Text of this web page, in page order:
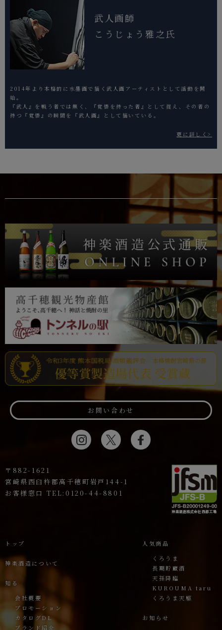
武人画師
こうじょう雅之氏
2014年より本格的に水墨画で描く武人画アーティストとして活動を開
始。
『武人』を戦う者では無く、『覚悟を持った者』として捉え、その者の
持つ『覚悟』の瞬間を『武人画』として描いている。
更に詳しく>
トップ
神楽酒造について
知る
会社概要
プロモーション
カタログDL
ブランド紹介
人気商品
くろうま
長期貯蔵酒
天孫降臨
KUROUMA taru
くろうま天駆
お知らせ
お問い合わせ
〒882-1621
宮崎県西臼杵郡高千穂町岩戸144-1
お客様窓口 TEL:0120-44-8801